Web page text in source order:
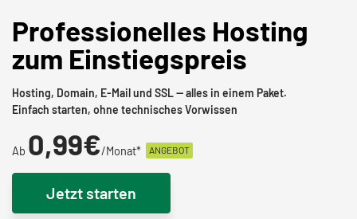
Professionelles Hosting
zum Einstiegspreis
Hosting, Domain, E-Mail und SSL — alles in einem Paket.
Einfach starten, ohne technisches Vorwissen
Ab 0,99€/Monat* ANGEBOT
Jetzt starten